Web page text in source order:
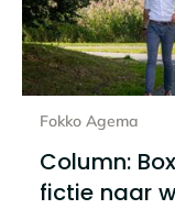
Fokko Agema
Column:
fictie naar